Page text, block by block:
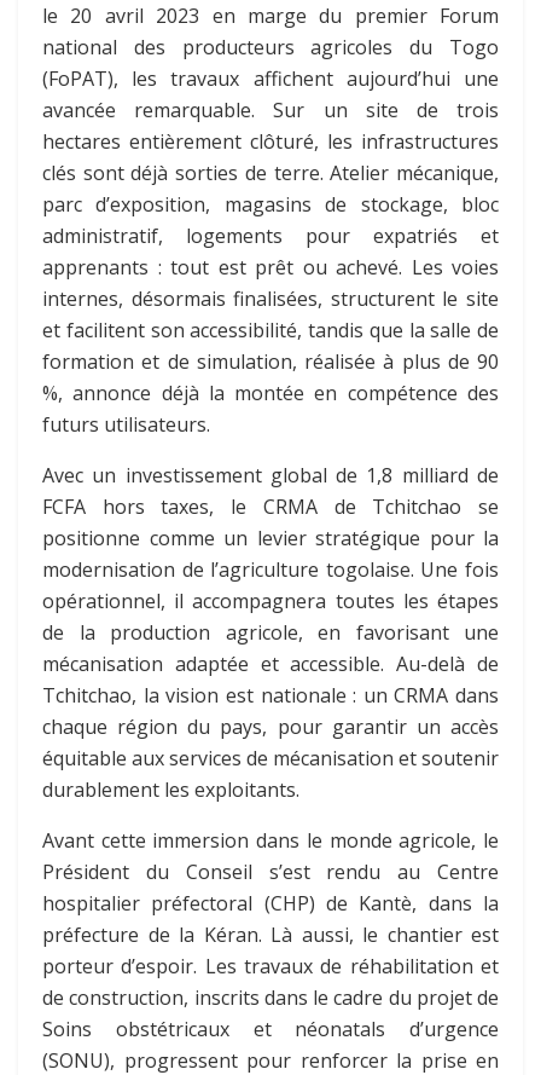
le 20 avril 2023 en marge du premier Forum
national des producteurs agricoles du Togo
(FoPAT), les travaux affichent aujourd’hui une
avancée remarquable. Sur un site de trois
hectares entièrement clôturé, les infrastructures
clés sont déjà sorties de terre. Atelier mécanique,
parc d’exposition, magasins de stockage, bloc
administratif, logements pour expatriés et
apprenants : tout est prêt ou achevé. Les voies
internes, désormais finalisées, structurent le site
et facilitent son accessibilité, tandis que la salle de
formation et de simulation, réalisée à plus de 90
%, annonce déjà la montée en compétence des
futurs utilisateurs.
Avec un investissement global de 1,8 milliard de
FCFA hors taxes, le CRMA de Tchitchao se
positionne comme un levier stratégique pour la
modernisation de l’agriculture togolaise. Une fois
opérationnel, il accompagnera toutes les étapes
de la production agricole, en favorisant une
mécanisation adaptée et accessible. Au-delà de
Tchitchao, la vision est nationale : un CRMA dans
chaque région du pays, pour garantir un accès
équitable aux services de mécanisation et soutenir
durablement les exploitants.
Avant cette immersion dans le monde agricole, le
Président du Conseil s’est rendu au Centre
hospitalier préfectoral (CHP) de Kantè, dans la
préfecture de la Kéran. Là aussi, le chantier est
porteur d’espoir. Les travaux de réhabilitation et
de construction, inscrits dans le cadre du projet de
Soins obstétricaux et néonatals d’urgence
(SONU), progressent pour renforcer la prise en